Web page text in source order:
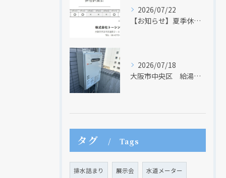
2026/07/22
【お知らせ】夏季休業日のお知らせ【２０２６年】
2026/07/18
大阪市中央区 給湯器のリモコンが無くても、リモコンを設置する方法はあります
タグ Tags
排水詰まり 展示会 水道メーター